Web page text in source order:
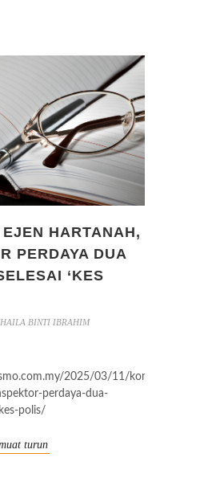
HARTANAH,
PERDAYA DUA
‘KES
BINTI IBRAHIM
2025/03/11/komplot-
perdaya-dua-
polis/
turun